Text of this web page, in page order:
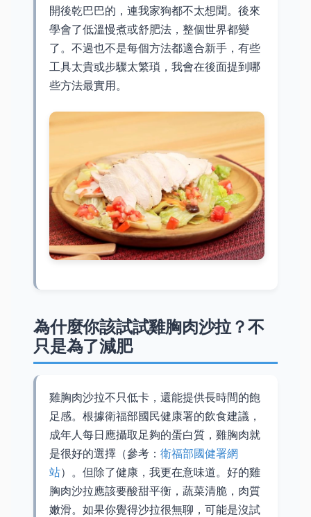
開後乾巴巴的，連我家狗都不太想聞。後來
學會了低溫慢煮或舒肥法，整個世界都變
了。不過也不是每個方法都適合新手，有些
工具太貴或步驟太繁瑣，我會在後面提到哪
些方法最實用。
為什麼你該試試雞胸肉沙拉？不
只是為了減肥
雞胸肉沙拉不只低卡，還能提供長時間的飽
足感。根據衛福部國民健康署的飲食建議，
成年人每日應攝取足夠的蛋白質，雞胸肉就
是很好的選擇（參考：衛福部國健署網
站）。但除了健康，我更在意味道。好的雞
胸肉沙拉應該要酸甜平衡，蔬菜清脆，肉質
嫩滑。如果你覺得沙拉很無聊，可能是沒試